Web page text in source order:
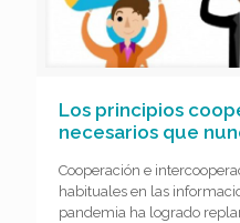
Los principios
necesarios que
Cooperación e
habituales en las
pandemia ha logrado